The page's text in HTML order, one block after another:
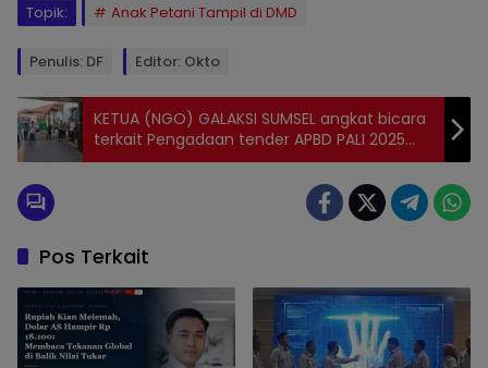
Topik:
Anak Petani Tampil di DMD
Penulis: DF Editor: Okto
KETUA (NGO) GALAKSI SUMSEL angkat bicara
terkait Pengadaan tender APBD PALI 2025
yang banyak gagal
Pos Terkait